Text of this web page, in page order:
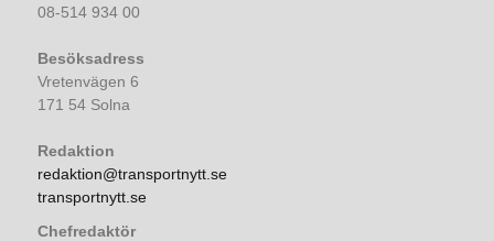
08-514 934 00
Besöksadress
Vretenvägen 6
171 54 Solna
Redaktion
redaktion@transportnytt.se
transportnytt.se
Chefredaktör